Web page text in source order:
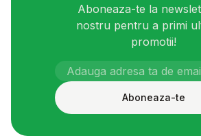
Aboneaza-te la
nostru pentru a primi
promotii!
Aboneaza-te